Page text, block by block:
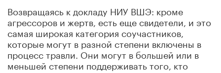
Возвращаясь к докладу НИУ ВШЭ: кроме
агрессоров и жертв, есть еще свидетели, и это
самая широкая категория соучастников,
которые могут в разной степени включены в
процесс травли. Они могут в большей или в
меньшей степени поддерживать того, кто